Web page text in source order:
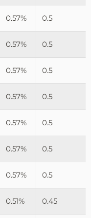
0.57% 0.5
0.57% 0.5
0.57% 0.5
0.57% 0.5
0.57% 0.5
0.57% 0.5
0.57% 0.5
0.51% 0.45